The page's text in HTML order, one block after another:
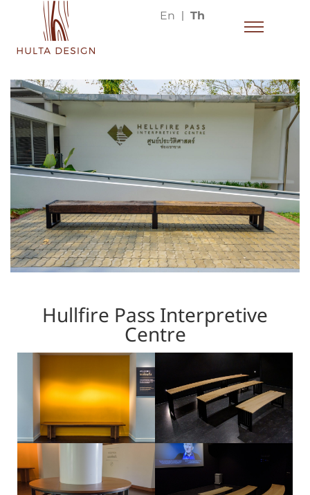
En Th
Hullfire Pass Interpretive
Centre